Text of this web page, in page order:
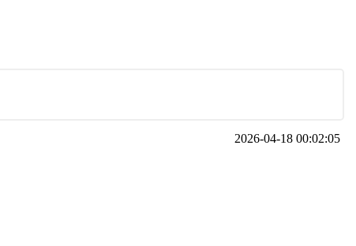
2026-04-18 00:02:05